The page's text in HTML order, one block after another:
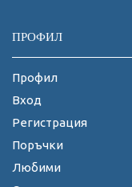
ПРОФИЛ
Профил
Вход
Регистрация
Поръчки
Любими